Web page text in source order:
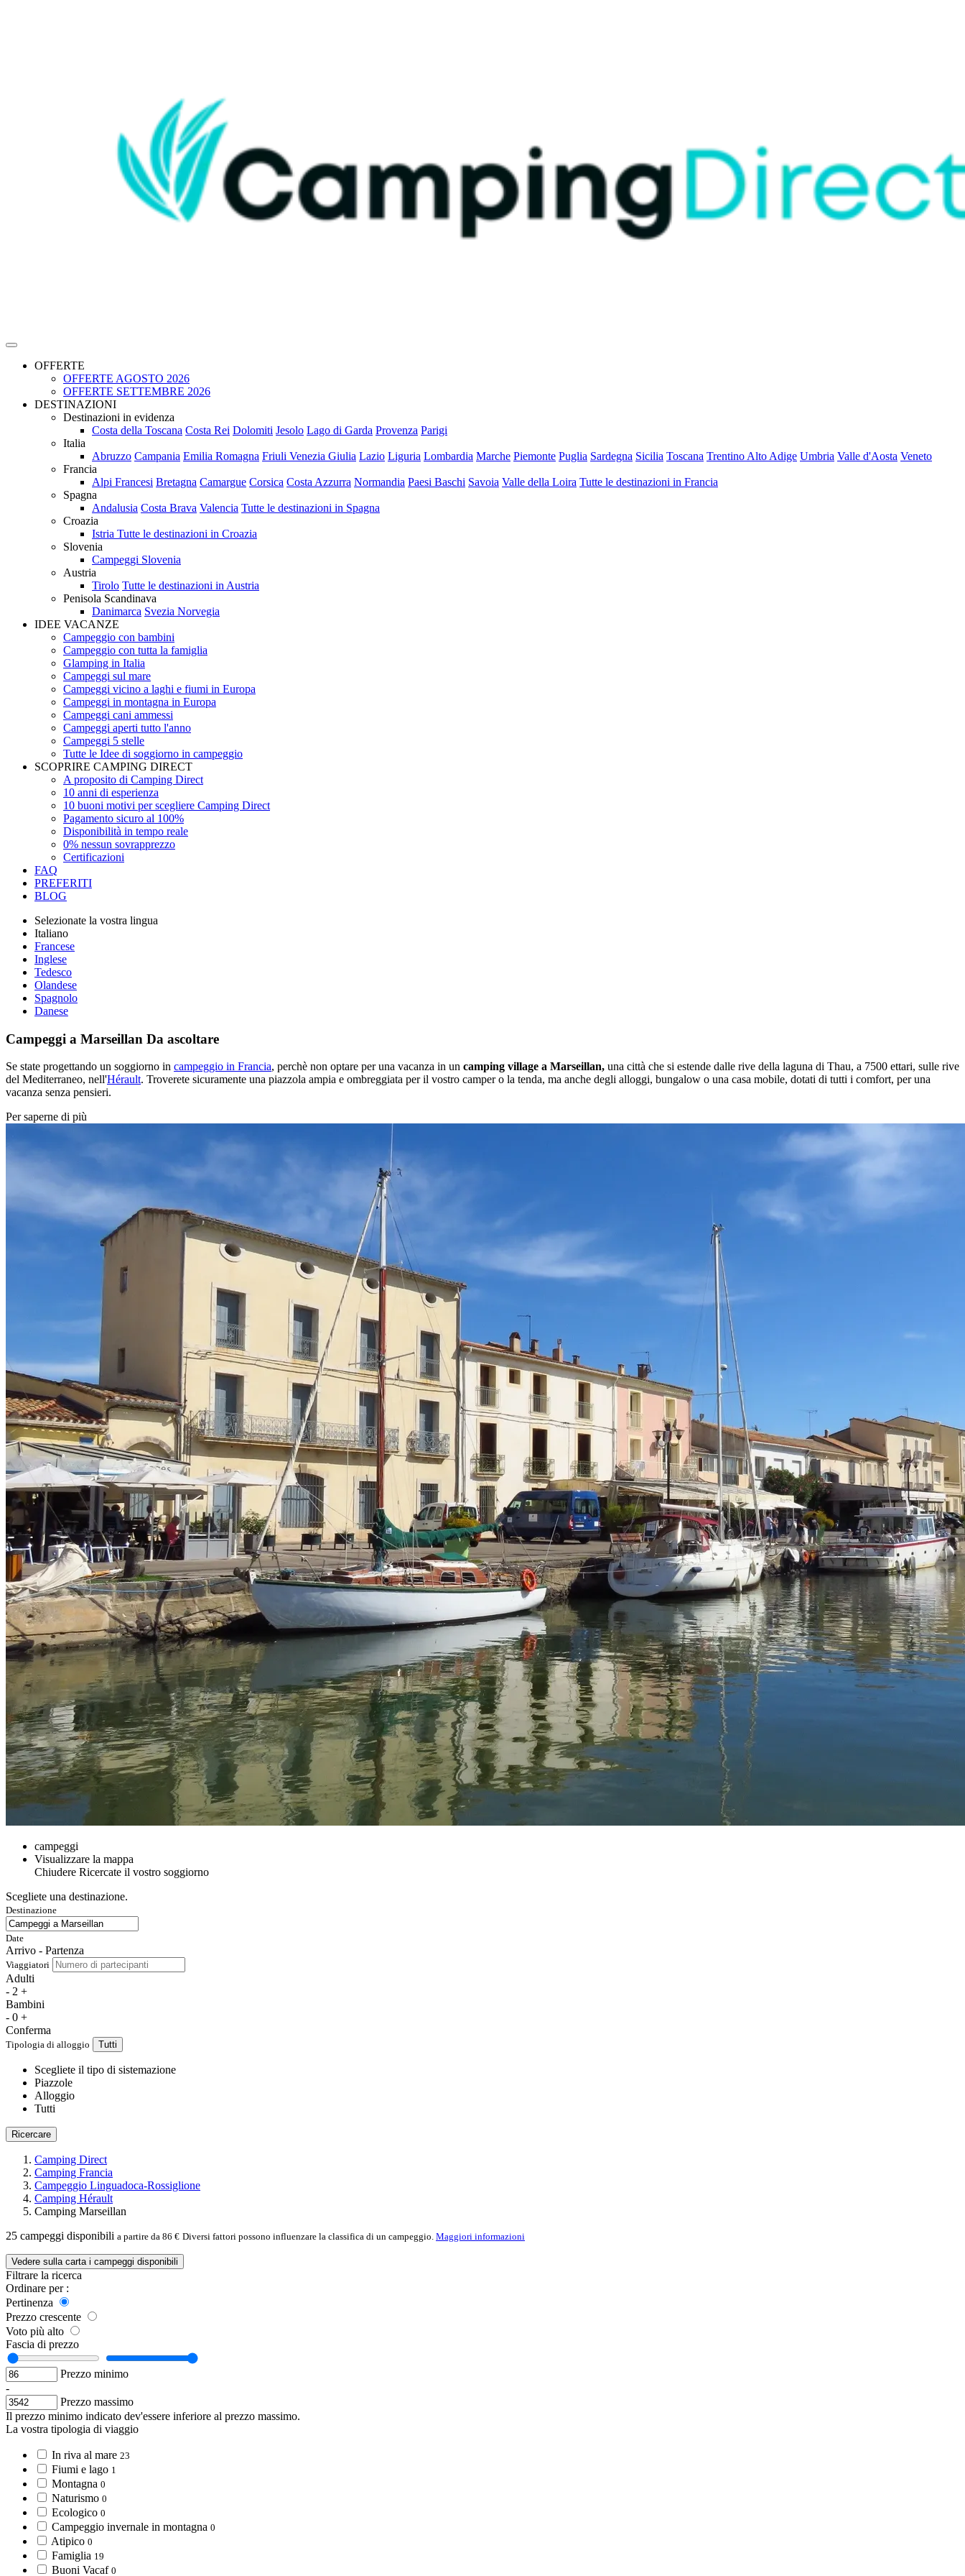
OFFERTE
OFFERTE AGOSTO 2026
OFFERTE SETTEMBRE 2026
DESTINAZIONI
Destinazioni in evidenza
Costa della Toscana Costa Rei Dolomiti Jesolo Lago di Garda Provenza Parigi
Italia
Abruzzo Campania Emilia Romagna Friuli Venezia Giulia Lazio Liguria Lombardia Marche Piemonte Puglia Sardegna Sicilia Toscana Trentino Alto Adige Umbria Valle d'Aosta Veneto
Francia
Alpi Francesi Bretagna Camargue Corsica Costa Azzurra Normandia Paesi Baschi Savoia Valle della Loira Tutte le destinazioni in Francia
Spagna
Andalusia Costa Brava Valencia Tutte le destinazioni in Spagna
Croazia
Istria Tutte le destinazioni in Croazia
Slovenia
Campeggi Slovenia
Austria
Tirolo Tutte le destinazioni in Austria
Penisola Scandinava
Danimarca Svezia Norvegia
IDEE VACANZE
Campeggio con bambini
Campeggio con tutta la famiglia
Glamping in Italia
Campeggi sul mare
Campeggi vicino a laghi e fiumi in Europa
Campeggi in montagna in Europa
Campeggi cani ammessi
Campeggi aperti tutto l'anno
Campeggi 5 stelle
Tutte le Idee di soggiorno in campeggio
SCOPRIRE CAMPING DIRECT
A proposito di Camping Direct
10 anni di esperienza
10 buoni motivi per scegliere Camping Direct
Pagamento sicuro al 100%
Disponibilità in tempo reale
0% nessun sovrapprezzo
Certificazioni
FAQ
PREFERITI
BLOG
Selezionate la vostra lingua
Italiano
Francese
Inglese
Tedesco
Olandese
Spagnolo
Danese
Campeggi a Marseillan Da ascoltare
Se state progettando un soggiorno in campeggio in Francia, perchè non optare per una vacanza in un camping village a Marseillan, una città che si estende dalle rive della laguna di Thau, a 7500 ettari, sulle rive
del Mediterraneo, nell'Hérault. Troverete sicuramente una piazzola ampia e ombreggiata per il vostro camper o la tenda, ma anche degli alloggi, bungalow o una casa mobile, dotati di tutti i comfort, per una
vacanza senza pensieri.
Per saperne di più
campeggi
Visualizzare la mappa
Chiudere Ricercate il vostro soggiorno
Scegliete una destinazione.
Destinazione
Date
Arrivo - Partenza
Viaggiatori
Adulti
- 2 +
Bambini
- 0 +
Conferma
Tipologia di alloggio Tutti
Scegliete il tipo di sistemazione
Piazzole
Alloggio
Tutti
Ricercare
Camping Direct
Camping Francia
Campeggio Linguadoca-Rossiglione
Camping Hérault
Camping Marseillan
25 campeggi disponibili a partire da 86 € Diversi fattori possono influenzare la classifica di un campeggio. Maggiori informazioni
Vedere sulla carta i campeggi disponibili
Filtrare la ricerca
Ordinare per :
Pertinenza
Prezzo crescente
Voto più alto
Fascia di prezzo
Prezzo minimo
-
Prezzo massimo
Il prezzo minimo indicato dev'essere inferiore al prezzo massimo.
La vostra tipologia di viaggio
In riva al mare 23
Fiumi e lago 1
Montagna 0
Naturismo 0
Ecologico 0
Campeggio invernale in montagna 0
Atipico 0
Famiglia 19
Buoni Vacaf 0